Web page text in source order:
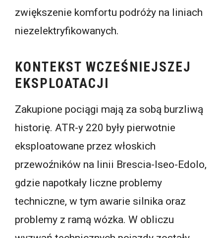
zwiększenie komfortu podróży na liniach
niezelektryfikowanych.
KONTEKST WCZEŚNIEJSZEJ
EKSPLOATACJI
Zakupione pociągi mają za sobą burzliwą
historię. ATR-y 220 były pierwotnie
eksploatowane przez włoskich
przewoźników na linii Brescia-Iseo-Edolo,
gdzie napotkały liczne problemy
techniczne, w tym awarie silnika oraz
problemy z ramą wózka. W obliczu